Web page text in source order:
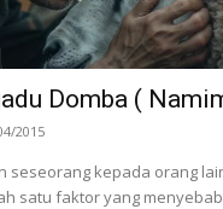
Domba (
2015
seseorang kepada orang
satu faktor yang